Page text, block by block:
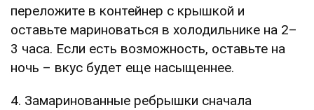
переложите в контейнер с крышкой и
оставьте мариноваться в холодильнике на 2–
3 часа. Если есть возможность, оставьте на
ночь – вкус будет еще насыщеннее.
4. Замаринованные ребрышки сначала